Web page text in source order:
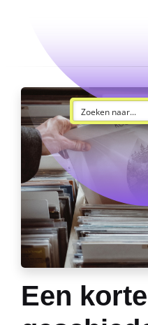
Een korte